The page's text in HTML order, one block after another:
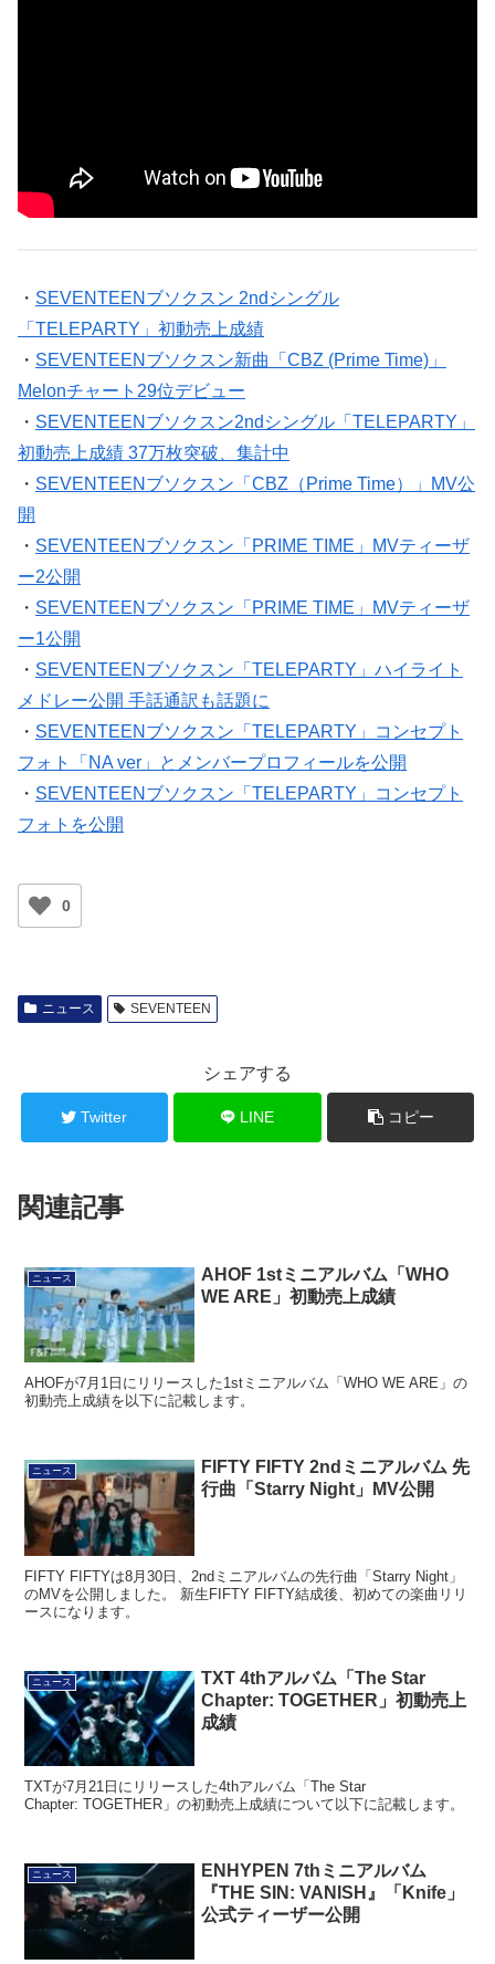
・ SEVENTEENブソクスン 2ndシングル
「TELEPARTY」初動売上成績
・ SEVENTEENブソクスン新曲「CBZ (Prime Time)」
Melonチャート29位デビュー
・ SEVENTEENブソクスン2ndシングル「TELEPARTY」
初動売上成績 37万枚突破、集計中
・ SEVENTEENブソクスン「CBZ（Prime Time）」MV公
開
・ SEVENTEENブソクスン「PRIME TIME」MVティーザ
ー2公開
・ SEVENTEENブソクスン「PRIME TIME」MVティーザ
ー1公開
・ SEVENTEENブソクスン「TELEPARTY」ハイライト
メドレー公開 手話通訳も話題に
・ SEVENTEENブソクスン「TELEPARTY」コンセプト
フォト「NA ver」とメンバープロフィールを公開
・ SEVENTEENブソクスン「TELEPARTY」コンセプト
フォトを公開
0
ニュース SEVENTEEN
シェアする
Twitter LINE コピー
関連記事
ニュース
AHOF 1stミニアルバム「WHO
WE ARE」初動売上成績
AHOFが7月1日にリリースした1stミニアルバム「WHO WE ARE」の
初動売上成績を以下に記載します。
ニュース
FIFTY FIFTY 2ndミニアルバム 先
行曲「Starry Night」MV公開
FIFTY FIFTYは8月30日、2ndミニアルバムの先行曲「Starry Night」
のMVを公開しました。 新生FIFTY FIFTY結成後、初めての楽曲リリ
ースになります。
ニュース
TXT 4thアルバム「The Star
Chapter: TOGETHER」初動売上
成績
TXTが7月21日にリリースした4thアルバム「The Star
Chapter: TOGETHER」の初動売上成績について以下に記載します。
ニュース
ENHYPEN 7thミニアルバム
『THE SIN: VANISH』「Knife」
公式ティーザー公開